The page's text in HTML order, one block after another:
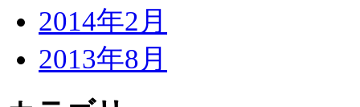
2014年2月
2013年8月